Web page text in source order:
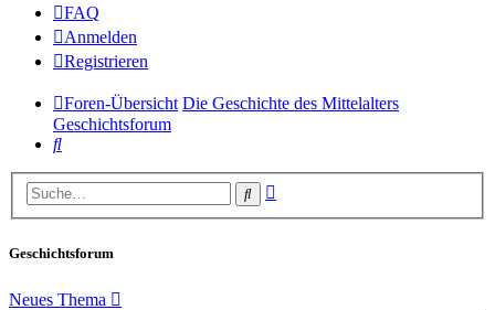
FAQ
Anmelden
Registrieren
Foren-Übersicht Die Geschichte des Mittelalters
Geschichtsforum
Suche
Suche
Geschichtsforum
Neues Thema